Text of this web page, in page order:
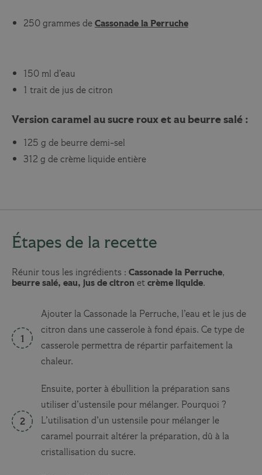
250 grammes de Cassonade la Perruche
150 ml d’eau
1 trait de jus de citron
Version caramel au sucre roux et au beurre salé :
125 g de beurre demi-sel
312 g de crème liquide entière
Étapes de la recette
Réunir tous les ingrédients : Cassonade la Perruche,
beurre salé, eau, jus de citron et crème liquide.
Ajouter la Cassonade la Perruche, l’eau et le jus de
citron dans une casserole à fond épais. Ce type de
casserole permettra de répartir parfaitement la
chaleur.
Ensuite, porter à ébullition la préparation sans
utiliser d’ustensile pour mélanger. Pourquoi ?
L’utilisation d’un ustensile pour mélanger le
caramel pourrait altérer la préparation, dû à la
cristallisation du sucre.